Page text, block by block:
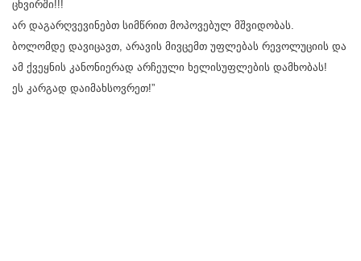
ცხვირში!!!
არ დაგარღვევინებთ სიმწრით მოპოვებულ მშვიდობას.
ბოლომდე დავიცავთ, არავის მივცემთ უფლებას რევოლუციის და
ამ ქვეყნის კანონიერად არჩეული ხელისუფლების დამხობას!
ეს კარგად დაიმახსოვრეთ!”